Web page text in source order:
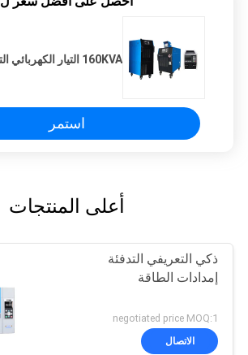
160KVA التيار الكهربائي التعريفي
استمر
أعلى المنتجات
ذكي التعريفي التدفئة
إمدادات الطاقة
negotiated price MOQ:1
الاتصال